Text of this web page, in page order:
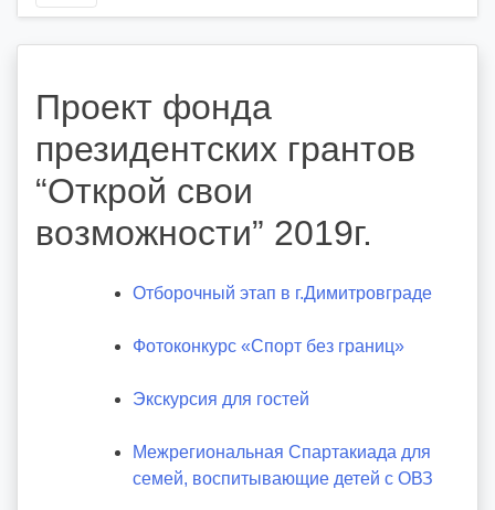
Проект фонда
президентских грантов
“Открой свои
возможности” 2019г.
Отборочный этап в г.Димитровграде
Фотоконкурс «Спорт без границ»
Экскурсия для гостей
Межрегиональная Спартакиада для
семей, воспитывающие детей с ОВЗ